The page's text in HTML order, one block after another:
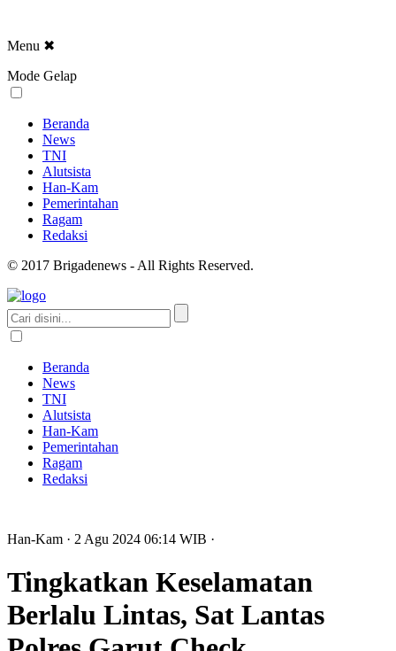
Menu ✖
Mode Gelap
Beranda
News
TNI
Alutsista
Han-Kam
Pemerintahan
Ragam
Redaksi
© 2017 Brigadenews - All Rights Reserved.
Beranda
News
TNI
Alutsista
Han-Kam
Pemerintahan
Ragam
Redaksi
Han-Kam · 2 Agu 2024 06:14 WIB ·
Tingkatkan Keselamatan
Berlalu Lintas, Sat Lantas